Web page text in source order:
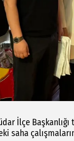
İlçe
saha